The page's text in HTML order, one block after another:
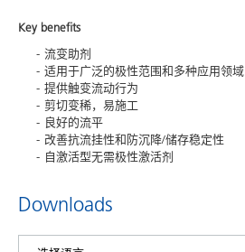
Key benefits
流变助剂
适用于广泛的极性范围和多种应用领域
提供触变流动行为
剪切变稀，易施工
良好的流平
改善抗流挂性和防沉降/储存稳定性
自激活型无需极性激活剂
Downloads